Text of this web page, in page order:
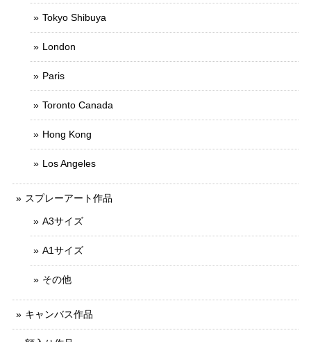
Tokyo Shibuya
London
Paris
Toronto Canada
Hong Kong
Los Angeles
スプレーアート作品
A3サイズ
A1サイズ
その他
キャンバス作品